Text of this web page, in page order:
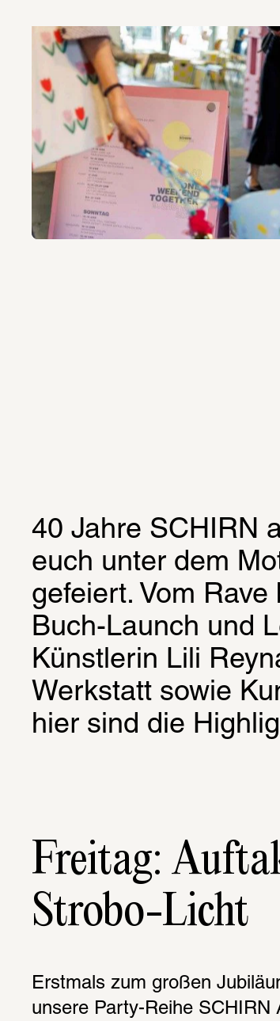
40 Jahre SCHIRN
euch unter dem
gefeiert. Vom
Buch-Launch und
Künstlerin Lili
Werkstatt sowie
hier sind die
Freitag:
Strobo-Licht
Erstmals zum großen
unsere Party-Reihe SCHIRN